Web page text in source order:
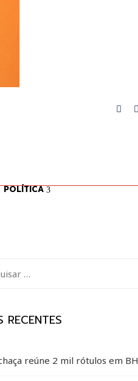
POLÍTICA
RECENTES
reúne 2 mil rótulos em BH